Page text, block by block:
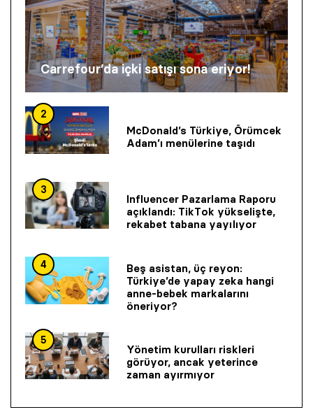
Carrefour’da içki satışı sona eriyor!
2
McDonald’s Türkiye, Örümcek
Adam’ı menülerine taşıdı
3
Influencer Pazarlama Raporu
açıklandı: TikTok yükselişte,
rekabet tabana yayılıyor
4
Beş asistan, üç reyon:
Türkiye’de yapay zeka hangi
anne-bebek markalarını
öneriyor?
5
Yönetim kurulları riskleri
görüyor, ancak yeterince
zaman ayırmıyor